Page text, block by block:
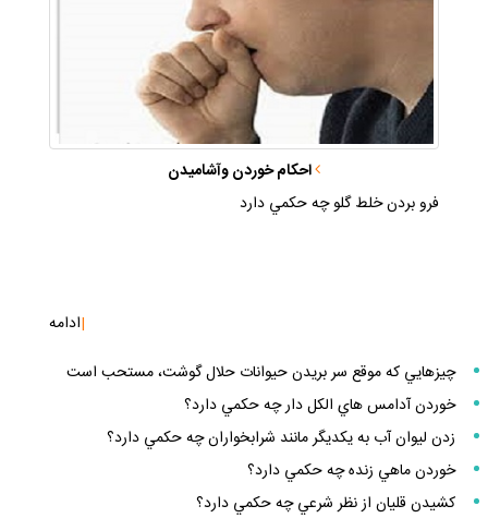
احكام خوردن وآشاميدن
فرو بردن خلط گلو چه حكمي دارد
|ادامه
چيزهايي كه موقع سر بريدن حيوانات حلال گوشت، مستحب است
خوردن آدامس هاي الكل دار چه حكمي دارد؟
زدن ليوان آب به يكديگر مانند شرابخواران چه حكمي دارد؟
خوردن ماهي زنده چه حكمي دارد؟
كشيدن قليان از نظر شرعي چه حكمي دارد؟